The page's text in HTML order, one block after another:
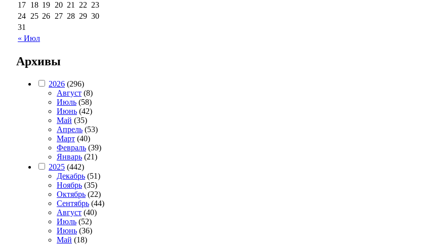
« Июл
17 18 19 20 21 22 23
24 25 26 27 28 29 30
31
Архивы
2026 (296)
Август (8)
Июль (58)
Июнь (42)
Май (35)
Апрель (53)
Март (40)
Февраль (39)
Январь (21)
2025 (442)
Декабрь (51)
Ноябрь (35)
Октябрь (22)
Сентябрь (44)
Август (40)
Июль (52)
Июнь (36)
Май (18)